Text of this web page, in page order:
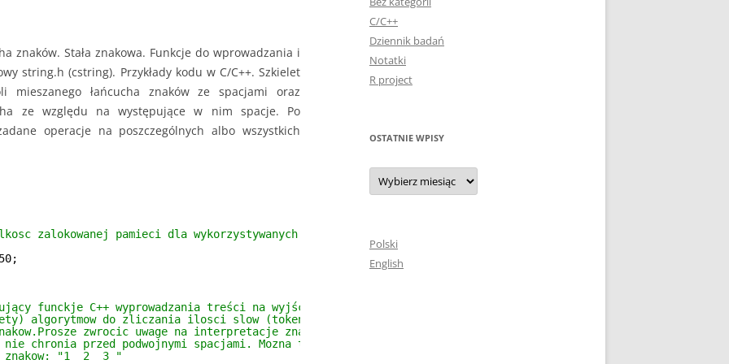
znaków. Stała znakowa. Funkcje do wprowadzania i
string.h (cstring). Przykłady kodu w C/C++. Szkielet
mieszanego łańcucha znaków ze spacjami oraz
ze względu na występujące w nim spacje. Po
operacje na poszczególnych albo wszystkich
zalokowanej pamieci dla wykorzystywanych tablic
funckje C++ wyprowadzania treści na wyjście konsoli.
algorytmow do zliczania ilosci slow (tokenow) w podanym przez
zwrocic uwage na interpretacje znaku spacji. Algorytmy
chronia przed podwojnymi spacjami. Mozna to wykryc poprzez wprowadzenie
znakow: "1  2  3 "
C/C++
Dziennik badań
Notatki
R project
OSTATNIE WPISY
Ostatnie
wpisy
Polski
English